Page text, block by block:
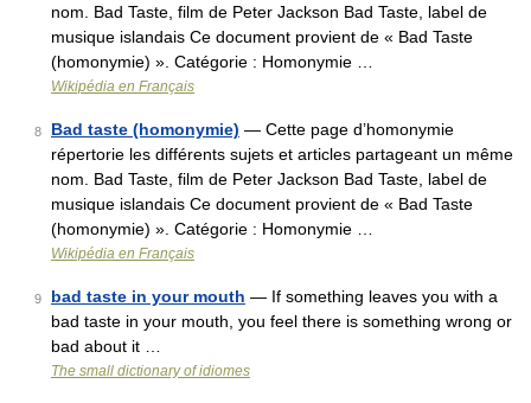
nom. Bad Taste, film de Peter Jackson Bad Taste, label de
musique islandais Ce document provient de « Bad Taste
(homonymie) ». Catégorie : Homonymie …
Wikipédia en Français
8 Bad taste (homonymie) — Cette page d’homonymie
répertorie les différents sujets et articles partageant un même
nom. Bad Taste, film de Peter Jackson Bad Taste, label de
musique islandais Ce document provient de « Bad Taste
(homonymie) ». Catégorie : Homonymie …
Wikipédia en Français
9 bad taste in your mouth — If something leaves you with a
bad taste in your mouth, you feel there is something wrong or
bad about it …
The small dictionary of idiomes